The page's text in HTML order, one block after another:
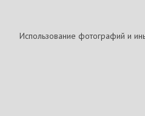
Использование фотографий и